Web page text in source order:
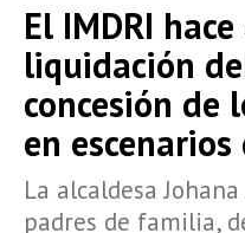
El IMDRI
liquidación
concesión de
en
La alcaldesa
padres de familia,